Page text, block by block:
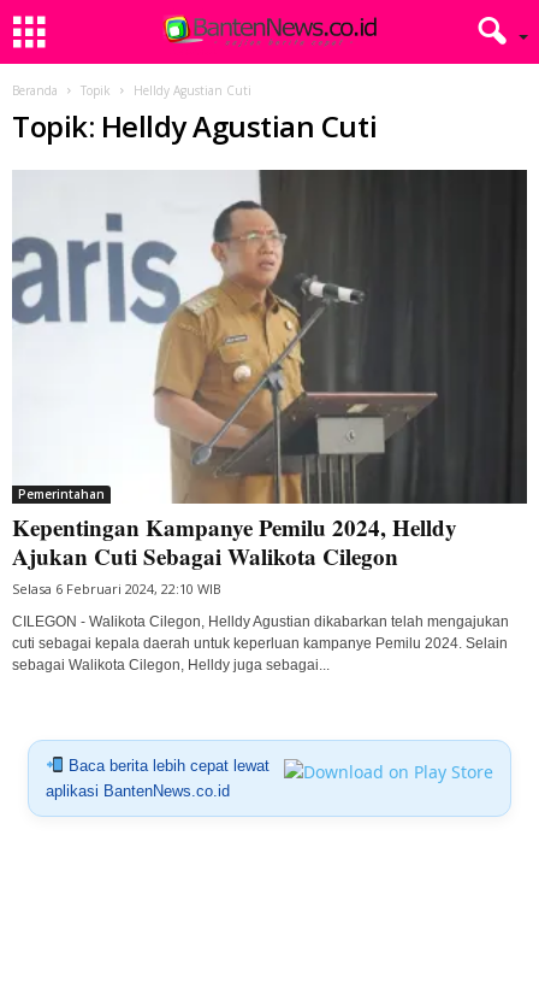
Beranda Topik Helldy Agustian Cuti
Topik: Helldy Agustian Cuti
Pemerintahan
Kepentingan Kampanye Pemilu 2024, Helldy
Ajukan Cuti Sebagai Walikota Cilegon
Selasa 6 Februari 2024, 22:10 WIB
CILEGON - Walikota Cilegon, Helldy Agustian dikabarkan telah mengajukan
cuti sebagai kepala daerah untuk keperluan kampanye Pemilu 2024. Selain
sebagai Walikota Cilegon, Helldy juga sebagai...
Baca berita lebih cepat lewat
aplikasi BantenNews.co.id